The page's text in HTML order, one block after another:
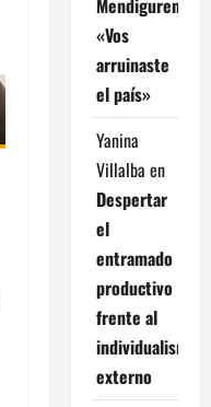
«Vos
arruinaste
el país»
Yanina
Villalba en
Despertar
el
entramado
productivo
frente al
individualismo
externo